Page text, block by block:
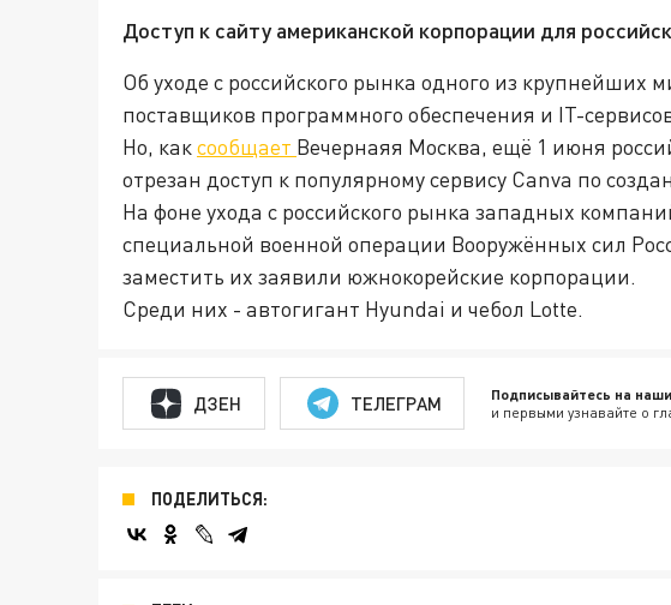
Доступ к сайту американской корпорации для
Об уходе с российского рынка одного из крупнейших
поставщиков программного обеспечения и IТ-
Но, каксообщает Вечернаяя Москва, ещё 1 июня
отрезан доступ к популярному сервису Canva по
На фоне ухода с российского рынка западных
специальной военной операции Вооружённых сил
заместить их заявили южнокорейские корпорации.
Среди них - автогигант Hyundai и чебол Lotte.
ДЗЕН ТЕЛЕГРАМ Подписывайтесь на
и первыми узнавайте о
ПОДЕЛИТЬСЯ: